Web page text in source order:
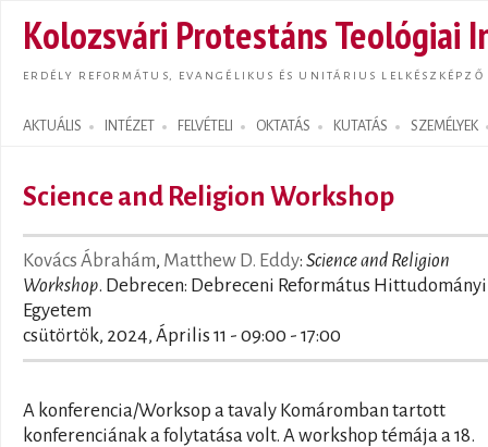
Kolozsvári Protestáns Teológiai
ERDÉLY REFORMÁTUS, EVANGÉLIKUS ÉS UNITÁRIUS LELKÉSZKÉPZŐ
AKTUÁLIS INTÉZET FELVÉTELI OKTATÁS KUTATÁS SZEMÉLYEK
Search form
Science and Religion Workshop
Kovács Ábrahám, Matthew D. Eddy: Science and Religion
Workshop. Debrecen: Debreceni Református Hittudományi
Egyetem
csütörtök, 2024, Április 11 - 09:00 - 17:00
A konferencia/Worksop a tavaly Komáromban tartott
konferenciának a folytatása volt. A workshop témája a 18.